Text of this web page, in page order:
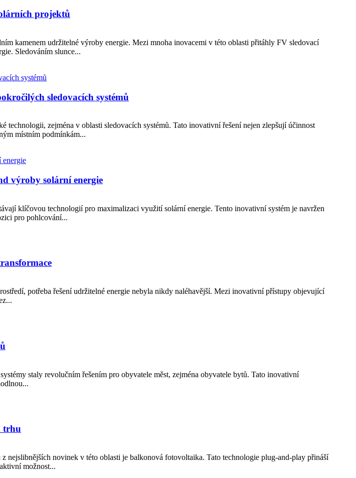
projektů
kamenem udržitelné výroby energie. Mezi mnoha inovacemi v této oblasti přitáhly FV sledovací
Sledováním slunce...
sledovacích systémů
zejména v oblasti sledovacích systémů. Tato inovativní řešení nejen zlepšují účinnost
místním podmínkám...
výroby solární energie
klíčovou technologií pro maximalizaci využití solární energie. Tento inovativní systém je navržen
pro pohlcování...
potřeba řešení udržitelné energie nebyla nikdy naléhavější. Mezi inovativní přístupy objevující
staly revolučním řešením pro obyvatele měst, zejména obyvatele bytů. Tato inovativní
trhu
nejslibnějších novinek v této oblasti je balkonová fotovoltaika. Tato technologie plug-and-play přináší
možnost...